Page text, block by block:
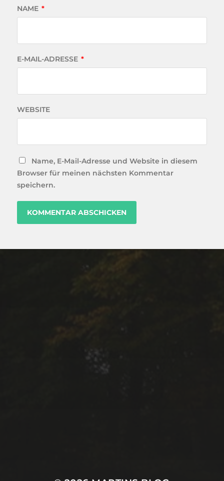
NAME *
E-MAIL-ADRESSE *
WEBSITE
Name, E-Mail-Adresse und Website in diesem
Browser für meinen nächsten Kommentar
speichern.